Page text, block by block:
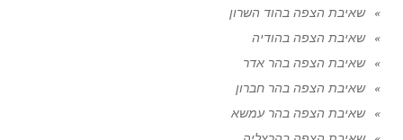
שאיבת הצפה בהוד השרון
שאיבת הצפה בהודיה
שאיבת הצפה בהר אדר
שאיבת הצפה בהר חברון
שאיבת הצפה בהר עמשא